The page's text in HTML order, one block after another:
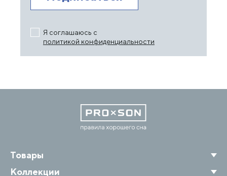
Я соглашаюсь с
политикой конфиденциальности
Товары
Коллекции